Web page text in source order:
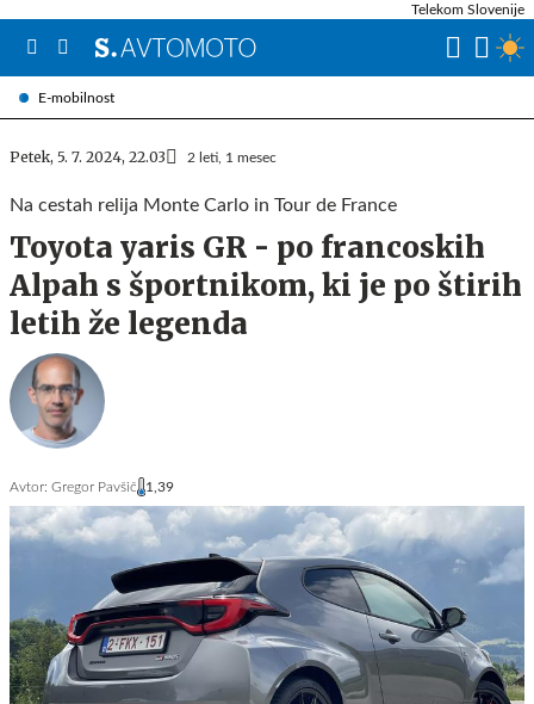
E-mobilnost
Telekom Slovenije
Petek, 5. 7. 2024, 22.03 2 leti, 1 mesec
Na cestah relija Monte Carlo in Tour de France
Toyota yaris GR - po francoskih
Alpah s športnikom, ki je po štirih
letih že legenda
Avtor: Gregor Pavšič 1,39